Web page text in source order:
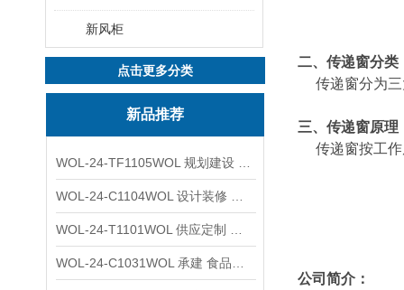
新风柜
点击更多分类
新品推荐
二、传递窗分类
传递窗分为三
三、传递窗原理
传递窗按工作
公司简介：